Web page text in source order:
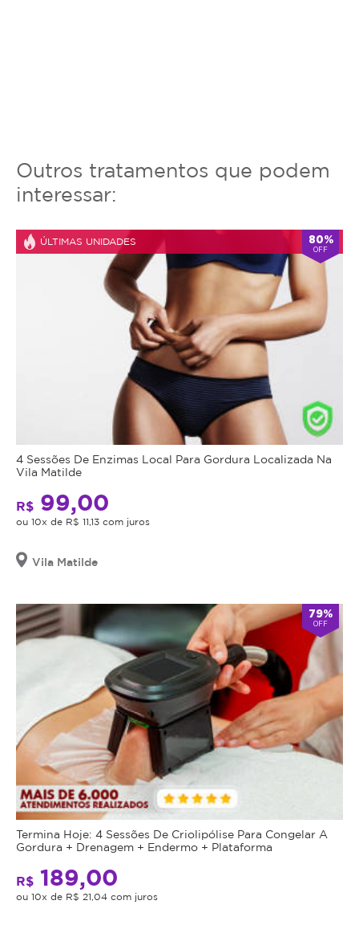
Outros tratamentos que podem
interessar:
ÚLTIMAS UNIDADES 80%
OFF
4 Sessões De Enzimas Local Para Gordura Localizada Na
Vila Matilde
R$ 99,00
ou 10x de R$ 11,13 com juros
Vila Matilde
79%
OFF
Termina Hoje: 4 Sessões De Criolipólise Para Congelar A
Gordura + Drenagem + Endermo + Plataforma
R$ 189,00
ou 10x de R$ 21,04 com juros